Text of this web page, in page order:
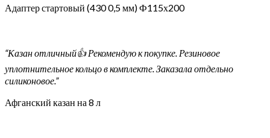
Адаптер стартовый (430 0,5 мм) Ф115х200
“Казан отличный👍 Рекомендую к покупке. Резиновое
уплотнительное кольцо в комплекте. Заказала отдельно
силиконовое.”
Афганский казан на 8 л